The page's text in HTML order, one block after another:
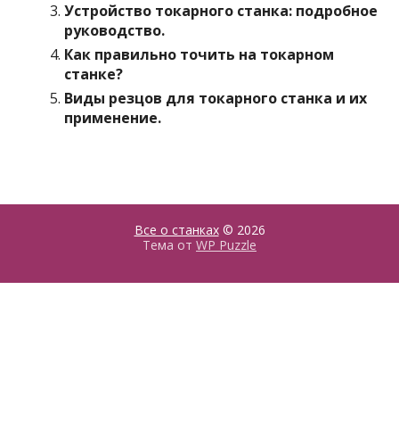
Устройство токарного станка: подробное
руководство.
Как правильно точить на токарном
станке?
Виды резцов для токарного станка и их
применение.
Все о станках© 2026
Тема от WP Puzzle